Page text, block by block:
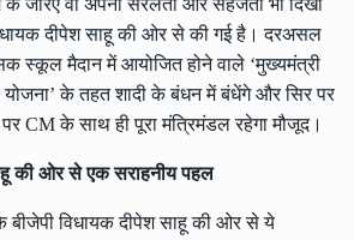
जरिए वो अपनी सरलता और सहजता भी दिखा
दीपेश साहू की ओर से की गई है। दरअसल
स्कूल मैदान में आयोजित होने वाले ‘मुख्यमंत्री
योजना’ के तहत शादी के बंधन में बंधेंगे और सिर पर
CM के साथ ही पूरा मंत्रिमंडल रहेगा मौजूद।
की ओर से एक सराहनीय पहल
बीजेपी विधायक दीपेश साहू की ओर से ये